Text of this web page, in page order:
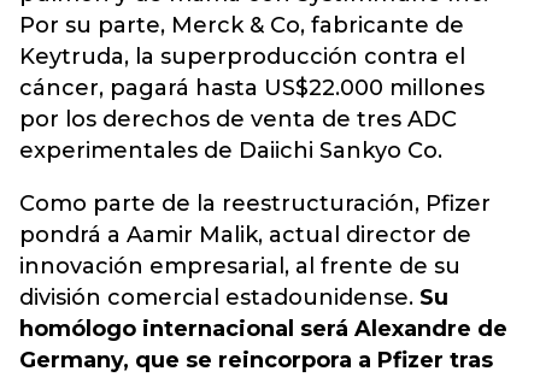
Por su parte, Merck & Co, fabricante de
Keytruda, la superproducción contra el
cáncer, pagará hasta US$22.000 millones
por los derechos de venta de tres ADC
experimentales de Daiichi Sankyo Co.
Como parte de la reestructuración, Pfizer
pondrá a Aamir Malik, actual director de
innovación empresarial, al frente de su
división comercial estadounidense. Su
homólogo internacional será Alexandre de
Germany, que se reincorpora a Pfizer tras